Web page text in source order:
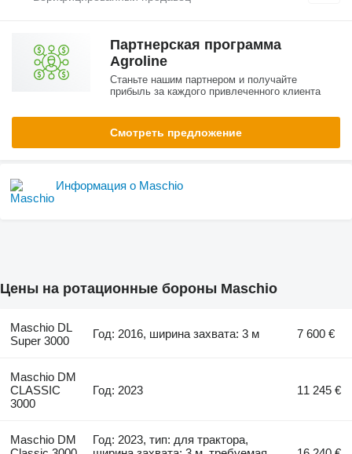
Партнерская программа
Agroline
Станьте нашим партнером и получайте
прибыль за каждого привлеченного клиента
Смотреть предложение
Информация о Maschio
Цены на ротационные бороны Maschio
Maschio DL
Super 3000
Год: 2016, ширина захвата: 3 м 7 600 €
Maschio DM
CLASSIC
3000
Год: 2023 11 245 €
Maschio DM
Год: 2023, тип: для трактора,